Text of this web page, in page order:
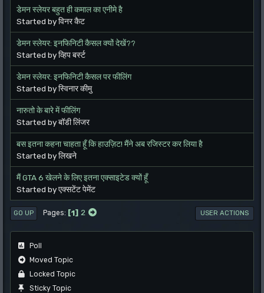
डेमन स्लेयर बहुत ही कमाल का एनीमे है
Started by विनर कैट
डेमन स्लेयर: इनफिनिटी कैसल क्यों देखें??
Started by व्हिप बर्स्ट
डेमन स्लेयर: इनफिनिटी कैसल पर फीलिंग
Started by स्विनार कीमु
नारुतो के बारे में फीलिंग
Started by बॉडी लिंजर
बस इतना कहना चाहता हूँ कि हाउज़िट! मैंने अब रजिस्टर कर लिया है
Started by लिखने
मैं GTA 6 खेलने के लिए इतना एक्साइटेड क्यों हूँ
Started by एक्सटेंट पेमेंट
GO UP Pages 1 2 USER ACTIONS
Poll
Moved Topic
Locked Topic
Sticky Topic